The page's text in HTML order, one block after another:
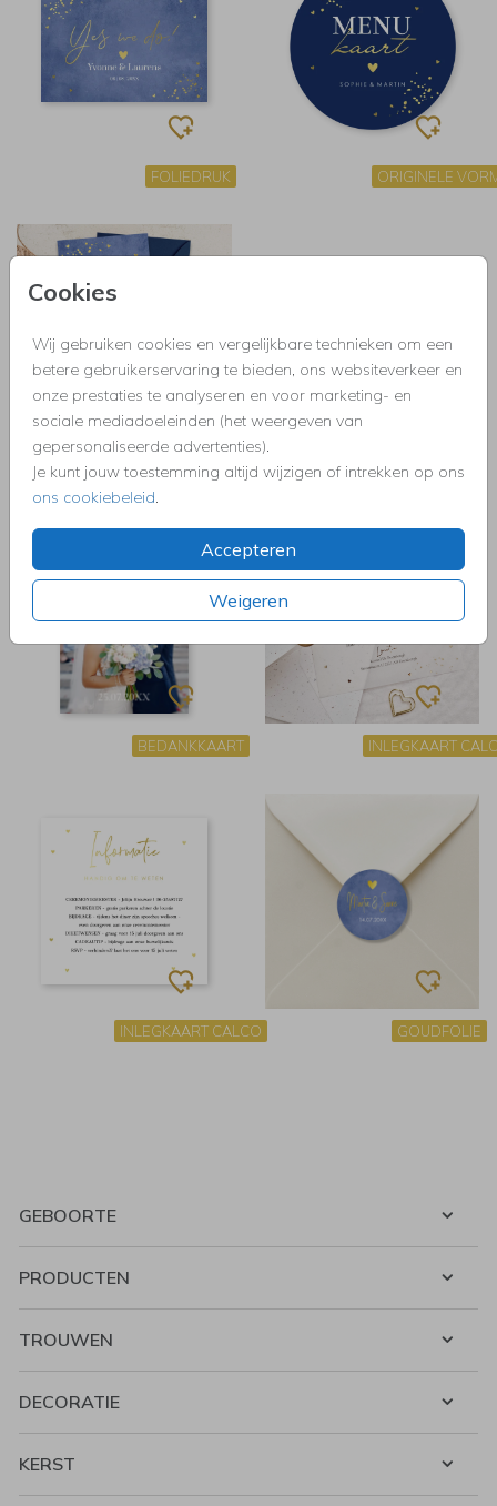
Cookies
Wij gebruiken cookies en vergelijkbare technieken om een
betere gebruikerservaring te bieden, ons websiteverkeer en
onze prestaties te analyseren en voor marketing- en
sociale mediadoeleinden (het weergeven van
gepersonaliseerde advertenties).
Je kunt jouw toestemming altijd wijzigen of intrekken op ons
ons cookiebeleid.
Accepteren
Weigeren
FOLIEDRUK ORIGINELE
BEDANKKAART INLEGKAART
INLEGKAART CALCO GOUDFOLIE
GEBOORTE
PRODUCTEN
TROUWEN
DECORATIE
KERST